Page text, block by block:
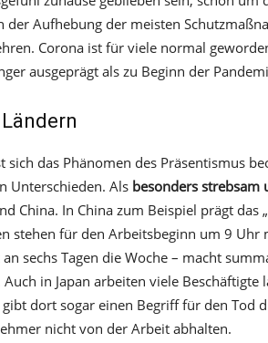
der Aufhebung der meisten
Corona ist für viele normal
ausgeprägt als zu Beginn der
sich das Phänomen des Präsentismus
Unterschieden. Als besonders strebsam
China. In China zum Beispiel prägt das
stehen für den Arbeitsbeginn um 9 Uhr
sechs Tagen die Woche – macht
in Japan arbeiten viele Beschäftigte
gibt dort sogar einen Begriff für den Tod
nicht von der Arbeit abhalten.